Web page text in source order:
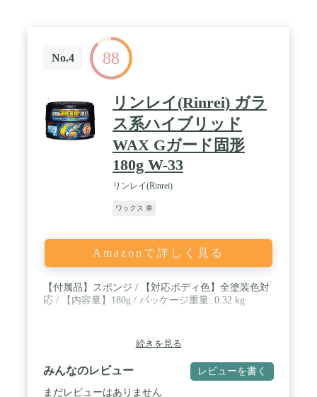
No.4 88
リンレイ(Rinrei) ガラ
ス系ハイブリッド
WAX Gガード固形
180g W-33
リンレイ(Rinrei)
ワックス 車
Amazonで詳しく見る
【付属品】スポンジ / 【対応ボディ色】全塗装色対
応 / 【内容量】180g / パッケージ重量: 0.32 kg
続きを見る
みんなのレビュー レビューを書く
まだレビューはありません